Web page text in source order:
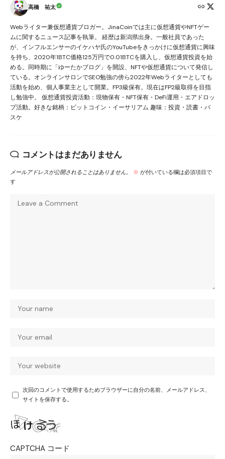
高橋 祐太
Webライター兼仮想通貨ブロガー。JinaCoinでは主に仮想通貨やNFTゲー
ムに関するニュース記事を執筆。 経歴は新潟県出身。一般社員であった
が、インフルエンサーのイケハヤ氏のYouTubeをきっかけに仮想通貨に興味
を持ち、2020年1BTC価格125万円で0.01BTCを購入し、仮想通貨投資を始
める。同時期に「ゆーたかブログ」を開設、NFTや仮想通貨について発信し
ている。オンラインサロンでSEO勉強の傍ら2022年Webライターとしても
活動を始め、個人事業主として開業。FP3級保有。現在はFP2級取得を目指
し勉強中。 仮想通貨投資活動：現物保有・NFT保有・DeFi運用・エアドロッ
プ活動。好きな銘柄：ビットコイン・イーサリアム 趣味：投資・読書・バ
スケ
コメントはまだありません
メールアドレスが公開されることはありません。 ※ が付いている欄は必須項目で
す
次回のコメントで使用するためブラウザーに自分の名前、メールアドレス、
サイトを保存する。
CAPTCHA コード